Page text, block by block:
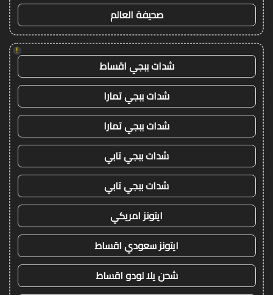
صحيفة العالم
!
شدات ببجي اقساط
شدات ببجي تمارا
شدات ببجي تمارا
شدات ببجي تابي
شدات ببجي تابي
ايتونز امريكي
ايتونز سعودي اقساط
شحن يلا لودو اقساط